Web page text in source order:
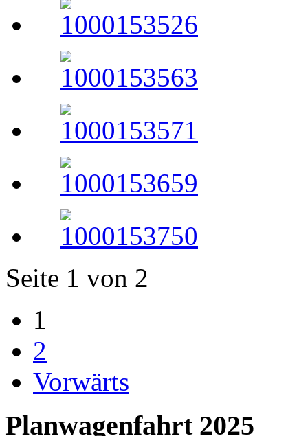
Seite 1 von 2
1
2
Vorwärts
Planwagenfahrt 2025